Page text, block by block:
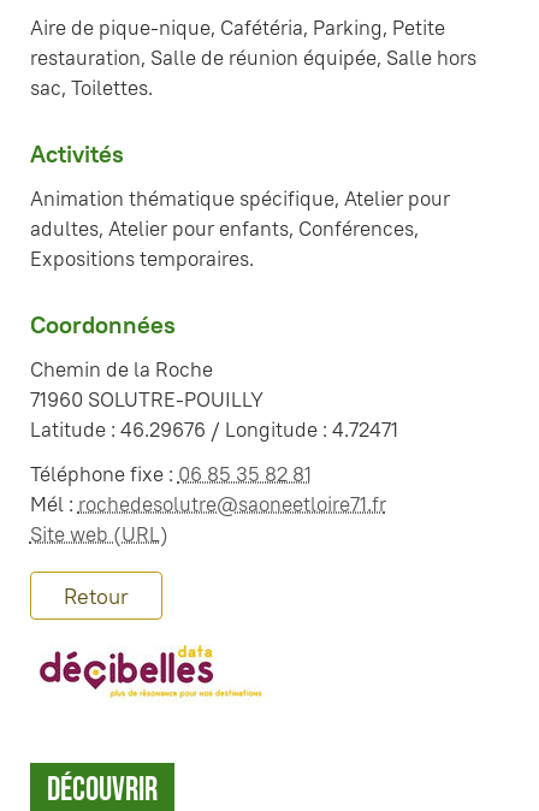
Découvrir
Aire de pique-nique, Cafétéria, Parking, Petite
restauration, Salle de réunion équipée, Salle hors
sac, Toilettes.
Activités
Animation thématique spécifique, Atelier pour
adultes, Atelier pour enfants, Conférences,
Expositions temporaires.
Coordonnées
Chemin de la Roche
71960 SOLUTRE-POUILLY
Latitude : 46.29676 / Longitude : 4.72471
Téléphone fixe : 06 85 35 82 81
Mél : rochedesolutre@saoneetloire71.fr
Site web (URL)
Retour